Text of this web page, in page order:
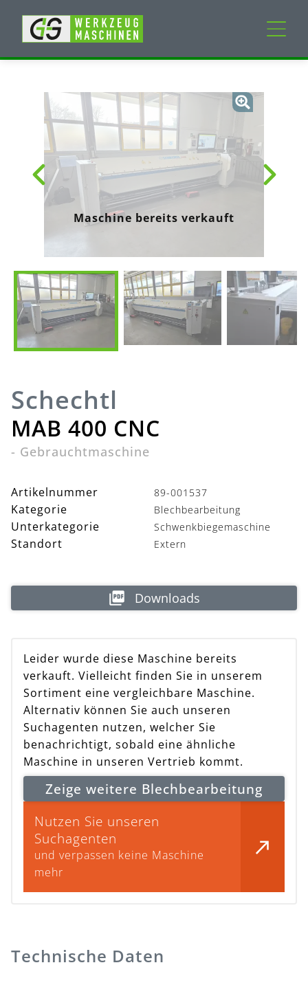
Neumaschinen
Gebrauchtmaschinen
Dienstleistungen
Unternehmen
Mein Konto
Maschine bereits verkauft
Schechtl
MAB 400 CNC
- Gebrauchtmaschine
Artikelnummer 89-001537
Kategorie Blechbearbeitung
Unterkategorie Schwenkbiegemaschine
Standort Extern
Downloads
Leider wurde diese Maschine bereits
verkauft. Vielleicht finden Sie in unserem
Sortiment eine vergleichbare Maschine.
Alternativ können Sie auch unseren
Suchagenten nutzen, welcher Sie
benachrichtigt, sobald eine ähnliche
Maschine in unseren Vertrieb kommt.
Zeige weitere Blechbearbeitung
Nutzen Sie unseren
Suchagenten
und verpassen keine Maschine
mehr
Technische Daten